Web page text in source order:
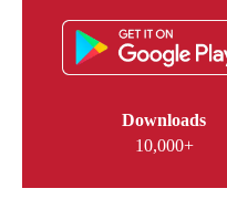
Downloads
10,000+